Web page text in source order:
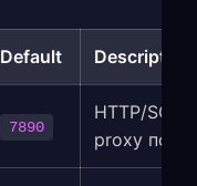
Default Description
7890
HTTP/
proxy порт